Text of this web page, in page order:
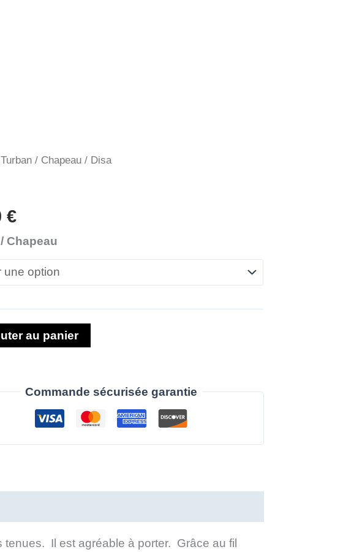
Turban / Chapeau / Disa
€
Chapeau
au panier
Commande sécurisée garantie
tenues. Il est agréable à porter. Grâce au fil